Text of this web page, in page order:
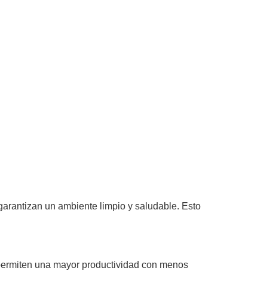
un ambiente limpio y saludable. Esto
una mayor productividad con menos